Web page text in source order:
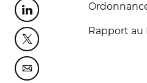
Partager cette page sur
Partager cette page sur
Partager cette page sur
Rapport au